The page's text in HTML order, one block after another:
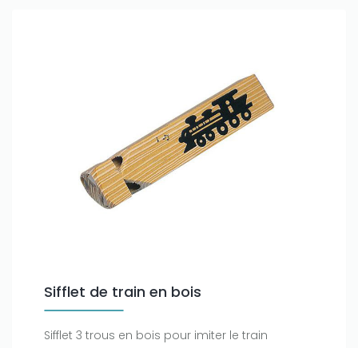
Sifflet de train en bois
Sifflet 3 trous en bois pour imiter le train